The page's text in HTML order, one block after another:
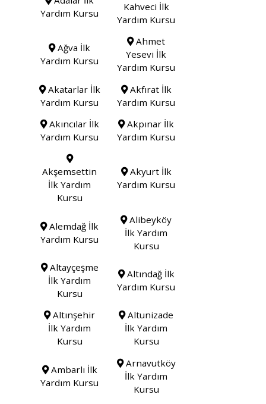
Yardım Kursu
Kahveci İlk
Yardım Kursu
Ağva İlk
Yardım Kursu
Ahmet
Yesevi İlk
Yardım Kursu
Akatarlar İlk
Yardım Kursu
Akfırat İlk
Yardım Kursu
Akıncılar İlk
Yardım Kursu
Akpınar İlk
Yardım Kursu
Akşemsettin
İlk Yardım
Kursu
Akyurt İlk
Yardım Kursu
Alemdağ İlk
Yardım Kursu
Alibeyköy
İlk Yardım
Kursu
Altayçeşme
İlk Yardım
Kursu
Altındağ İlk
Yardım Kursu
Altınşehir
İlk Yardım
Kursu
Altunizade
İlk Yardım
Kursu
Ambarlı İlk
Yardım Kursu
Arnavutköy
İlk Yardım
Kursu